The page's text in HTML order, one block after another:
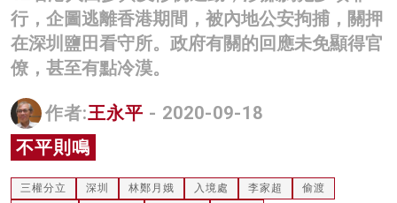
商業
科技
名家榜
灼見活動
關於我們
行，企圖逃離香港期間，被內地公安拘捕，關押
在深圳鹽田看守所。政府有關的回應未免顯得官
僚，甚至有點冷漠。
作者:王永平 - 2020-09-18
不平則鳴
三權分立 深圳 林鄭月娥 入境處 李家超
偷渡